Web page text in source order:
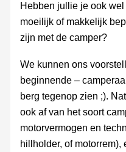
Hebben jullie je ook
moeilijk of makkelijk
zijn met de camper?
We kunnen ons
beginnende –
berg tegenop zien ;).
ook af van het soort
motorvermogen en
hillholder, of